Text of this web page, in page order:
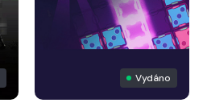
Vydáno